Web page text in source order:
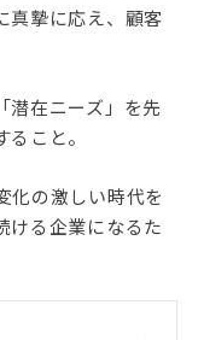
真摯に応え、顧客
潜在ニーズ」を先
こと。
化の激しい時代を
ける企業になるた